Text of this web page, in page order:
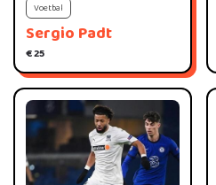
Sergio Padt
€ 25
Voetbal